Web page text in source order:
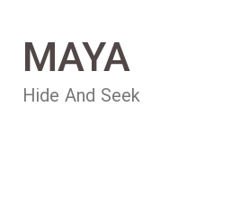
MAYA
Hide And Seek